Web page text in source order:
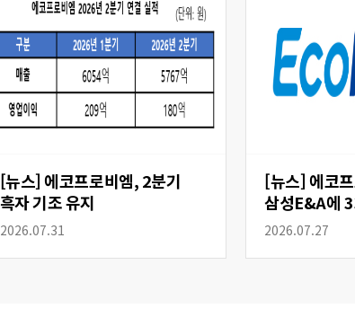
[뉴스] 에코프로비엠, 2분기
흑자 기조 유지
2026.07.31
[뉴스] 에코
삼성E&A에
공급
2026.07.27